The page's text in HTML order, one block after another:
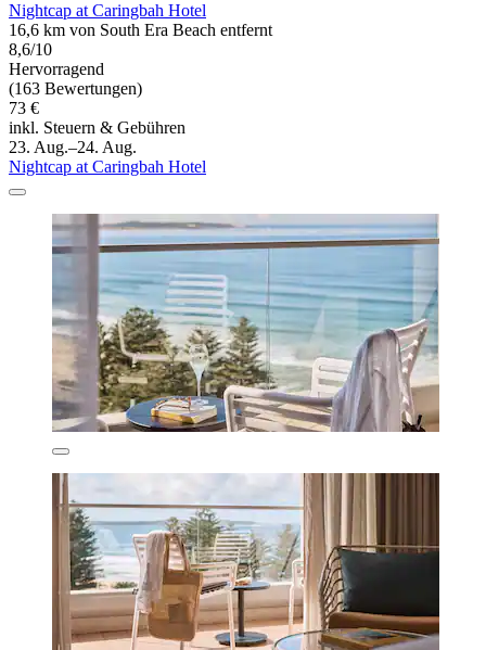
Nightcap at Caringbah Hotel
16,6 km von South Era Beach entfernt
8,6/10
Hervorragend
(163 Bewertungen)
73 €
inkl. Steuern & Gebühren
23. Aug.–24. Aug.
Nightcap at Caringbah Hotel